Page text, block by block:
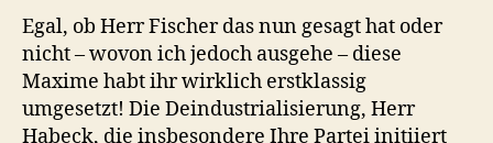
Egal, ob Herr Fischer das nun gesagt hat oder
nicht – wovon ich jedoch ausgehe – diese
Maxime habt ihr wirklich erstklassig
umgesetzt! Die Deindustrialisierung, Herr
Habeck, die insbesondere Ihre Partei initiiert